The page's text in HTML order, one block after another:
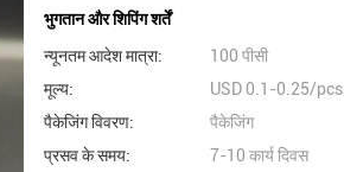
भुगतान और शिपिंग शर्तें
न्यूनतम आदेश मात्रा:
100 पीसी
मूल्य:
USD 0.1-0.25/pcs
पैकेजिंग विवरण:
पैकेजिंग
प्रसव के समय:
7-10 कार्य दिवस